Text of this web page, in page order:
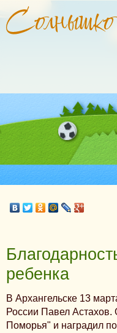
ребенка
В Архангельске 13
России Павел Астахов.
Поморья" и наградил